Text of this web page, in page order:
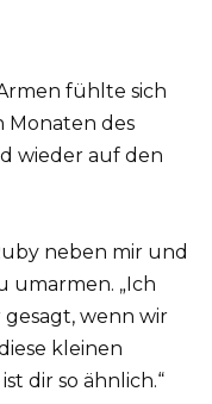
fühlte sich
Monaten des
wieder auf den
neben mir und
umarmen. „Ich
wenn wir
kleinen
dir so ähnlich.“